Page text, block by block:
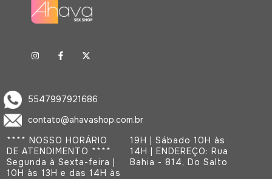
5547997921686
contato@ahavashop.com.br
**** NOSSO HORÁRIO
DE ATENDIMENTO ****
Segunda à Sexta-feira |
10H às 13H e das 14H às
19H | Sábado 10H às
14H | ENDEREÇO: Rua
Bahia - 814, Do Salto